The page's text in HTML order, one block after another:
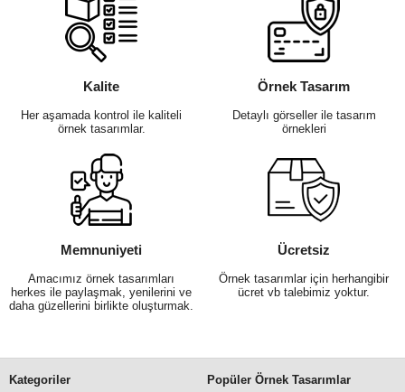
Kalite
Her aşamada kontrol ile kaliteli
örnek tasarımlar.
Örnek Tasarım
Detaylı görseller ile tasarım
örnekleri
Memnuniyeti
Amacımız örnek tasarımları
herkes ile paylaşmak, yenilerini ve
daha güzellerini birlikte oluşturmak.
Ücretsiz
Örnek tasarımlar için herhangibir
ücret vb talebimiz yoktur.
Kategoriler
Popüler Örnek Tasarımlar